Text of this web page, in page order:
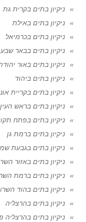
ניקיון בתים בקרית גת
ניקיון בתים באילת
ניקיון בתים בכרמיאל
ניקיון בתים בבאר שבע
ניקיון בתים באור
ניקיון בתים ביהוד
ניקיון בתים בקריית
ניקיון בתים בראש העין
ניקיון בתים בפתח
ניקיון בתים ברמת גן
ניקיון בתים בגבעת
ניקיון בתים באזור
ניקיון בתים ברמת
ניקיון בתים בהוד
ניקיון בתים בהרצליה
ניקיון בתים בהרצליה